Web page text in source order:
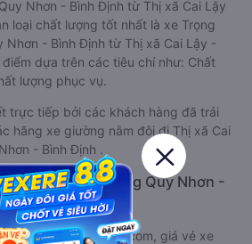
Nhơn - Bình Định từ Thị xã Cai Lậy
loại chất lượng tốt nhất là xe Trọng
Nhơn - Bình Định từ Thị xã Cai Lậy -
dựa trên các tiêu chí như: Chất
lượng phục vụ.
trực tiếp bởi các khách hàng đã trải
hãng xe giường nằm đôi đi Thị xã Cai
- Bình Định .
Lậy - Tiền Giang Quy Nhơn -
mới nhất của Vexere.com, giá vé xe